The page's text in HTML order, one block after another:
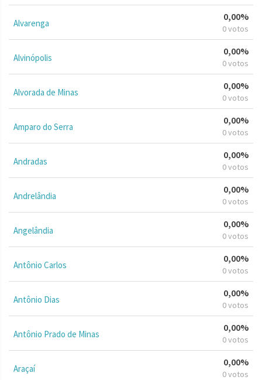
Alvarenga
0,00%
0 votos
Alvinópolis
0,00%
0 votos
Alvorada de Minas
0,00%
0 votos
Amparo do Serra
0,00%
0 votos
Andradas
0,00%
0 votos
Andrelândia
0,00%
0 votos
Angelândia
0,00%
0 votos
Antônio Carlos
0,00%
0 votos
Antônio Dias
0,00%
0 votos
Antônio Prado de Minas
0,00%
0 votos
Araçaí
0,00%
0 votos